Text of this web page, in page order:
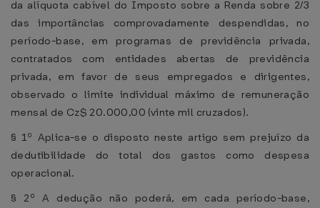
da alíquota cabível do Imposto sobre a Renda sobre 2/3
das importâncias comprovadamente despendidas, no
período-base, em programas de previdência privada,
contratados com entidades abertas de previdência
privada, em favor de seus empregados e dirigentes,
observado o limite individual máximo de remuneração
mensal de Cz$ 20.000,00 (vinte mil cruzados).
§ 1º Aplica-se o disposto neste artigo sem prejuízo da
dedutibilidade do total dos gastos como despesa
operacional.
§ 2º A dedução não poderá, em cada período-base,